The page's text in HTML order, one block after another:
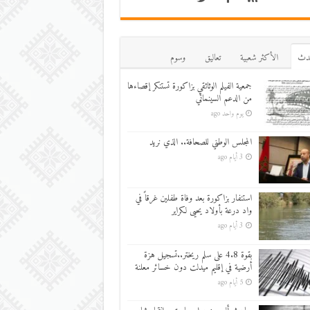
اﻷكثر شعبية تعاليق
وسوم
جمعية الفيلم الوثائقي بزاكورة تستنكر إقصاءها
من الدعم السينمائي
يوم واحد ago
المجلس الوطني للصحافة.. الذي نريد
3 أيام ago
استنفار بزاكورة بعد وفاة طفلين غرقاً في
واد درعة بأولاد يحيى لكراير
3 أيام ago
بقوة 4.8 على سلم ريختر..تسجيل هزة
أرضية في إقليم ميدلت دون خسائر معلنة
5 أيام ago